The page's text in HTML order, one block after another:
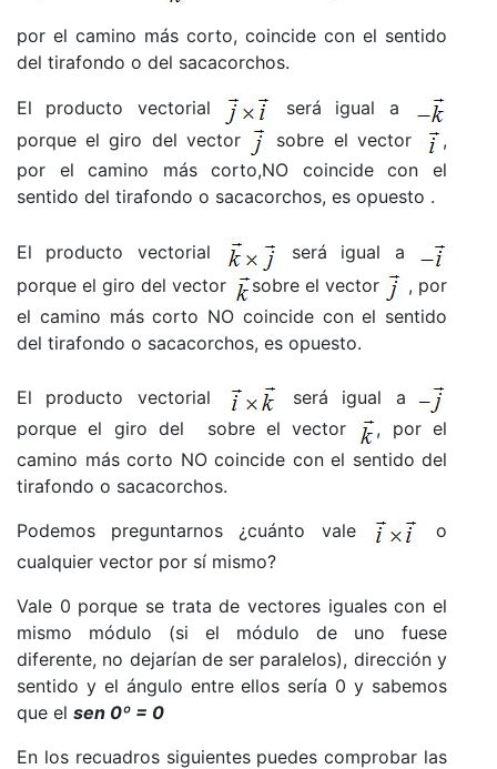
por el camino más corto, coincide con el sentido
del tirafondo o del sacacorchos.
El producto vectorial
será igual a
porque el giro del vector
sobre el vector
,
por el camino más corto,NO coincide con el
sentido del tirafondo o sacacorchos, es opuesto .
El producto vectorial
será igual a
porque el giro del vector
sobre el vector
, por
el camino más corto NO coincide con el sentido
del tirafondo o sacacorchos, es opuesto.
El producto vectorial
será igual a
porque el giro del
sobre el vector
, por el
camino más corto NO coincide con el sentido del
tirafondo o sacacorchos.
Podemos preguntarnos ¿cuánto vale
o
cualquier vector por sí mismo?
Vale 0 porque se trata de vectores iguales con el
mismo módulo (si el módulo de uno fuese
diferente, no dejarían de ser paralelos), dirección y
sentido y el ángulo entre ellos sería 0 y sabemos
que el sen 0º = 0
En los recuadros siguientes puedes comprobar las